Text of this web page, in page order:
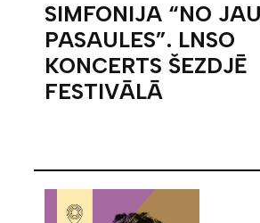
SIMFONIJA “NO
PASAULES”. LNSO
KONCERTS ŠEZDJĒ
FESTIVĀLĀ